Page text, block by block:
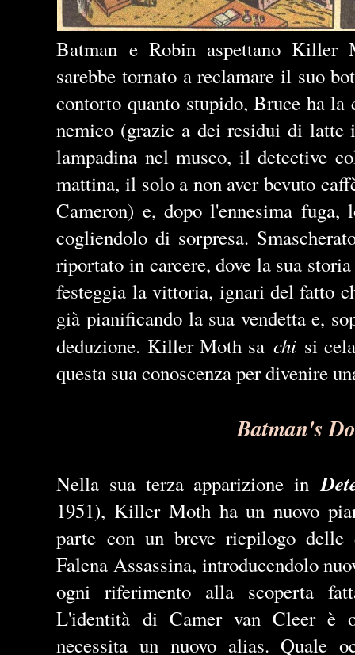
Batman e Robin aspettano Killer
sarebbe tornato a reclamare il suo
contorto quanto stupido, Bruce ha
nemico (grazie a dei residui di latte
lampadina nel museo, il detective
mattina, il solo a non aver bevuto
Cameron) e, dopo l'ennesima
cogliendolo di sorpresa.
riportato in carcere, dove la sua
festeggia la vittoria, ignari del fatto
già pianificando la sua vendetta e,
deduzione. Killer Moth sa chisi
questa sua conoscenza per divenire
Batman's
Nella sua terza apparizione in
1951), Killer Moth ha un nuovo
parte con un breve riepilogo delle
Falena Assassina, introducendolo
ogni riferimento alla scoperta
L'identità di Camer van Cleer è
necessita un nuovo alias. Quale